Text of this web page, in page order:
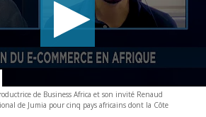
de Business Africa et son invité Renaud
de Jumia pour cinq pays africains dont la Côte